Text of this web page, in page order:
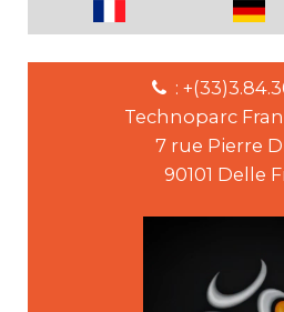
:
Technoparc
7 rue Pierre
90101 Delle